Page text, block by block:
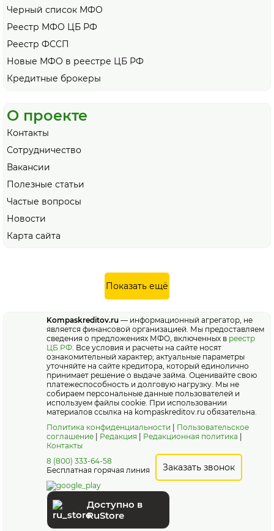
Черный список МФО
Реестр МФО ЦБ РФ
Реестр ФССП
Новые МФО в реестре ЦБ РФ
Кредитные брокеры
О проекте
Контакты
Сотрудничество
Вакансии
Полезные статьи
Частые вопросы
Новости
Карта сайта
Показать ещё
Kompaskreditov.ru — информационный агрегатор, не
является финансовой организацией. Мы предоставляем
сведения о предложениях МФО, включенных в реестр
ЦБ РФ. Все условия и расчеты на сайте носят
ознакомительный характер; актуальные параметры
уточняйте на сайте кредитора, который единолично
принимает решение о выдаче займа. Оценивайте свою
платежеспособность и долговую нагрузку. Мы не
собираем персональные данные пользователей и
используем файлы cookie. При использовании
материалов ссылка на kompaskreditov.ru обязательна.
Политика конфиденциальности
Пользовательское
соглашение
Редакция Редакционная политика
Контакты
8 (800) 333-64-58
Бесплатная горячая линия
Заказать звонок
Доступно в
RuStore